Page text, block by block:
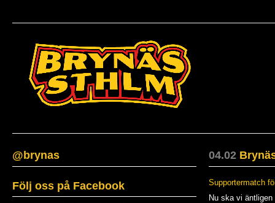
@brynas
Följ oss på Facebook
04.02
Supportermatch
Nu ska vi